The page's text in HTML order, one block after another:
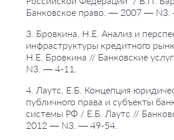
Банковское право. — 2007 — N3.
3. Бровкина, Н.Е. Анализ и
инфраструктуры кредитного
Н.Е. Бровкина // Банковские
N3. — 4-11.
4. Лаутс, Е.Б. Концепция
публичного права и субъекты
системы РФ / Е.Б. Лаутс //
2012 — N3. — 49-54.